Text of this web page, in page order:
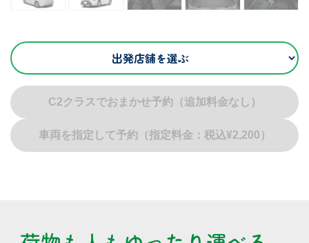
C2クラスでおまかせ予約（追加料金なし）
車両を指定して予約（指定料金：税込¥2,200）